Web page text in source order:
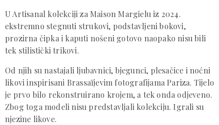
U Artisanal kolekciji za Maison Margielu iz 2024.
ekstremno stegnuti strukovi, podstavljeni bokovi,
prozirna čipka i kaputi nošeni gotovo naopako nisu bili
tek stilistički trikovi.
Od njih su nastajali ljubavnici, bjegunci, plesačice i noćni
likovi inspirisani Brassaïjevim fotografijama Pariza. Tijelo
je prvo bilo rekonstruirano krojem, a tek onda odjeveno.
Zbog toga modeli nisu predstavljali kolekciju. Igrali su
njezine likove.